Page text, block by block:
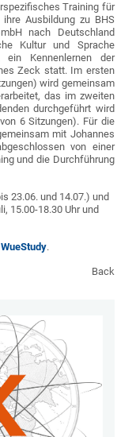
Training für
Ausbildung zu BHS
nach Deutschland
Kultur und Sprache
ein Kennenlernen der
Zeck statt. Im ersten
wird gemeinsam
das im zweiten
durchgeführt wird
6 Sitzungen). Für die
mit Johannes
von einer
und die Durchführung
23.06. und 14.07.) und
15.00-18.30 Uhr und
WueStudy.
Back